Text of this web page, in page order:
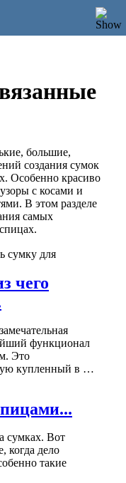
большие,
создания сумок
Особенно красиво
с косами и
В этом разделе
самых
чего
функционал
Это
купленный в …
сумках. Вот
когда дело
такие